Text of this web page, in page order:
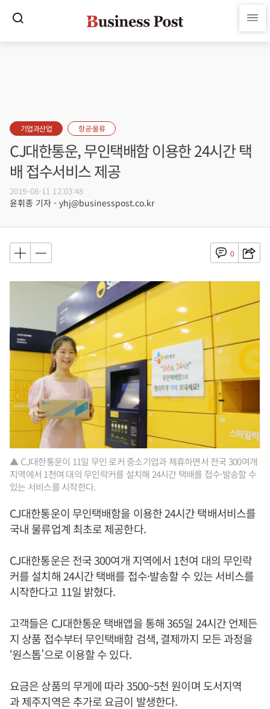
기업과산업 항공·물류
CJ대한통운, 무인택배함 이용한 24시간 택
배 접수서비스 제공
2019-08-11 12:03:48
윤휘종 기자 - yhj@businesspost.co.kr
0
▲ CJ대한통운이 11일 무인 로커 중소기업과 제휴하면서 전국 300여개
지역에서 1천여 대의 무인락커를 설치해 24시간 택배를 접수·발송할 수
있는 서비스를 시작한다.
CJ대한통운이 무인택배함을 이용한 24시간 택배서비스를
국내 물류업계 최초로 제공한다.
CJ대한통운은 전국 300여개 지역에서 1천여 대의 무인락
커를 설치해 24시간 택배를 접수·발송할 수 있는 서비스를
시작한다고 11일 밝혔다.
고객들은 CJ대한통운 택배앱을 통해 365일 24시간 언제든
지 상품 접수부터 무인택배함 검색, 결제까지 모든 과정을
‘원스톱’으로 이용할 수 있다.
요금은 상품의 무게에 따라 3500~5천 원이며 도서지역
과 제주지역은 추가로 요금이 발생한다.